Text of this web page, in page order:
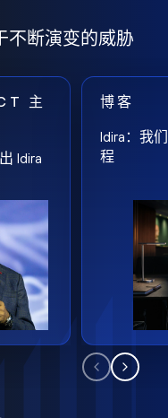
不断演变的威胁
主
Idira
博客
Idira：我
程